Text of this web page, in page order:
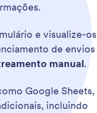
e visualize-os
de envios
manual.
Google Sheets,
incluindo